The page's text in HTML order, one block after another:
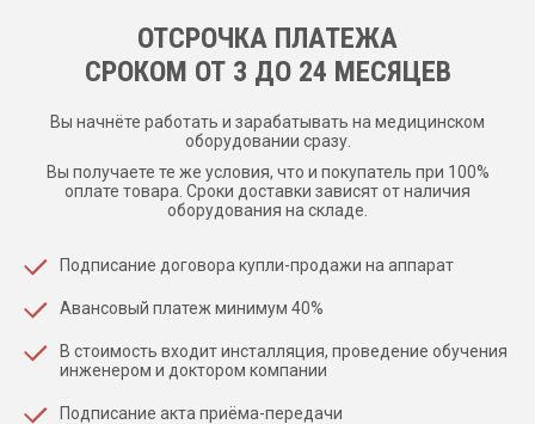
ОТСРОЧКА ПЛАТЕЖА
CРОКОМ ОТ 3 ДО 24 МЕСЯЦЕВ
Вы начнёте работать и зарабатывать на медицинском
оборудовании сразу.
Вы получаете те же условия, что и покупатель при 100%
оплате товара. Сроки доставки зависят от наличия
оборудования на складе.
Подписание договора купли-продажи на аппарат
Авансовый платеж минимум 40%
В стоимость входит инсталляция, проведение обучения
инженером и доктором компании
Подписание акта приёма-передачи